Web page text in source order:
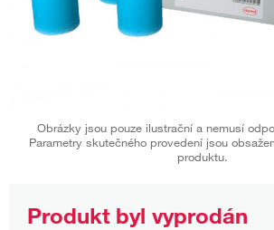
Obrázky jsou pouze ilustrační a nemusí
Parametry skutečného provedení jsou
produktu.
Produkt byl vyprodán